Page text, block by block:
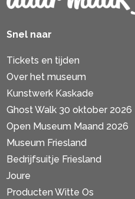
Snel naar
Tickets en tijden
Over het museum
Kunstwerk Kaskade
Ghost Walk 30 oktober 2026
Open Museum Maand 2026
Museum Friesland
Bedrijfsuitje Friesland
Joure
Producten Witte Os